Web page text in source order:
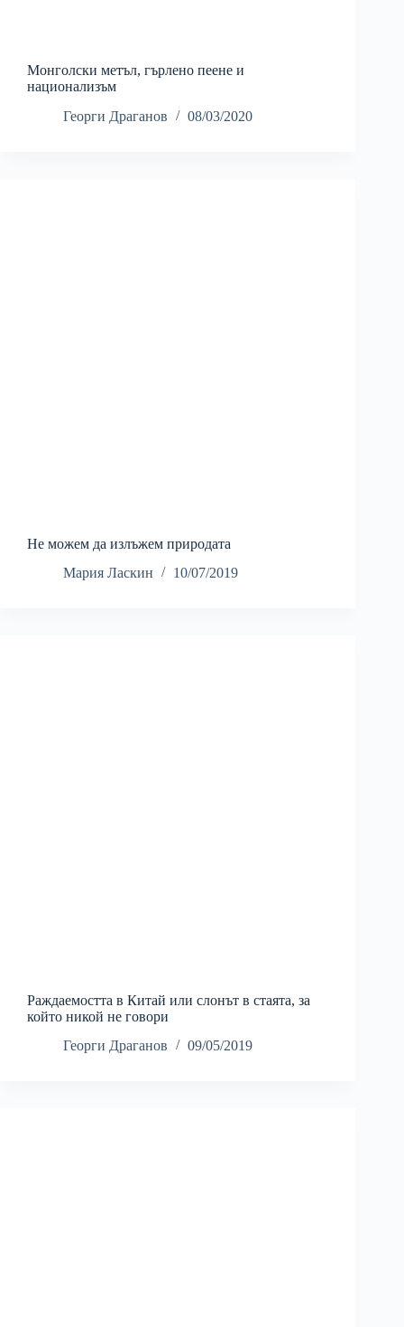
Монголски метъл, гърлено пеене и
национализъм
Георги Драганов
08/03/2020
Не можем да излъжем природата
Мария Ласкин
10/07/2019
Раждаемостта в Китай или слонът в стаята, за
който никой не говори
Георги Драганов
09/05/2019